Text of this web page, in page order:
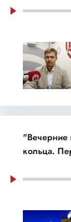
"Вечерние
кольца.